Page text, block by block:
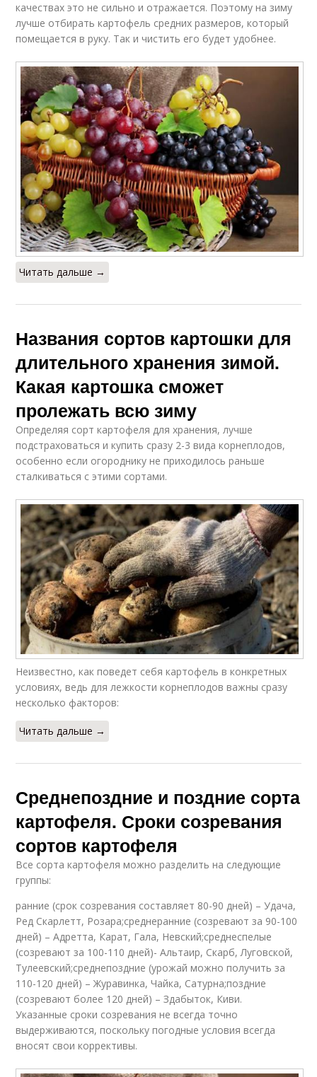
качествах это не сильно и отражается. Поэтому на зиму
лучше отбирать картофель средних размеров, который
помещается в руку. Так и чистить его будет удобнее.
Читать дальше →
Названия сортов картошки для
длительного хранения зимой.
Какая картошка сможет
пролежать всю зиму
Определяя сорт картофеля для хранения, лучше
подстраховаться и купить сразу 2-3 вида корнеплодов,
особенно если огороднику не приходилось раньше
сталкиваться с этими сортами.
Неизвестно, как поведет себя картофель в конкретных
условиях, ведь для лежкости корнеплодов важны сразу
несколько факторов:
Читать дальше →
Среднепоздние и поздние сорта
картофеля. Сроки созревания
сортов картофеля
Все сорта картофеля можно разделить на следующие
группы:
ранние (срок созревания составляет 80-90 дней) – Удача,
Ред Скарлетт, Розара;среднеранние (созревают за 90-100
дней) – Адретта, Карат, Гала, Невский;среднеспелые
(созревают за 100-110 дней)- Альтаир, Скарб, Луговской,
Тулеевский;среднепоздние (урожай можно получить за
110-120 дней) – Журавинка, Чайка, Сатурна;поздние
(созревают более 120 дней) – Здабыток, Киви.
Указанные сроки созревания не всегда точно
выдерживаются, поскольку погодные условия всегда
вносят свои коррективы.